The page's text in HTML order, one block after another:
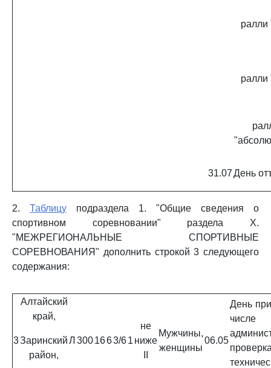
ралли
ралли
31.07День
2. Таблицу подраздела 1. "Общие сведения о
спортивном соревновании" раздела X.
"МЕЖРЕГИОНАЛЬНЫЕ СПОРТИВНЫЕ
СОРЕВНОВАНИЯ" дополнить строкой 3 следующего
содержания:
3
Алтайский
край,
Заринский
район,
Л 3001663/61
не
ниже
Мужчины,
женщины
06.05
День
числе